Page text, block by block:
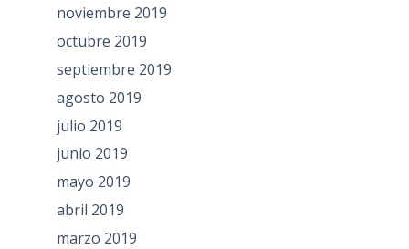
noviembre 2019
octubre 2019
septiembre 2019
agosto 2019
julio 2019
junio 2019
mayo 2019
abril 2019
marzo 2019